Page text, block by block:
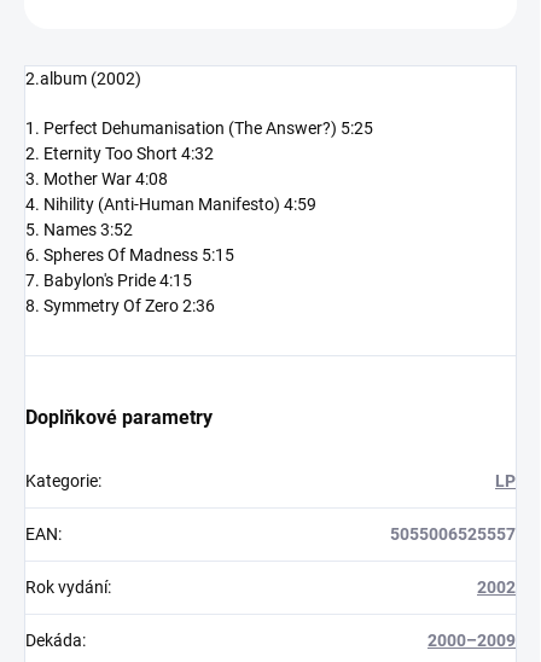
2.album (2002)
1. Perfect Dehumanisation (The Answer?) 5:25
2. Eternity Too Short 4:32
3. Mother War 4:08
4. Nihility (Anti-Human Manifesto) 4:59
5. Names 3:52
6. Spheres Of Madness 5:15
7. Babylon's Pride 4:15
8. Symmetry Of Zero 2:36
Doplňkové parametry
Kategorie: LP
EAN: 5055006525557
Rok vydání: 2002
Dekáda: 2000–2009